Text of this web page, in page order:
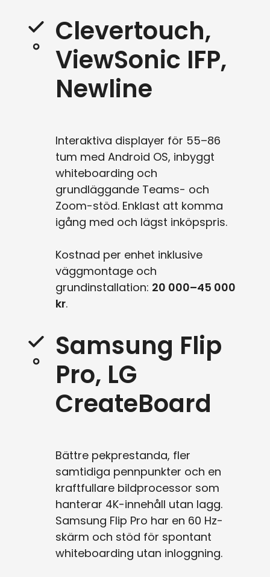
Clevertouch,
ViewSonic IFP,
Newline
Interaktiva displayer för 55–86
tum med Android OS, inbyggt
whiteboarding och
grundläggande Teams- och
Zoom-stöd. Enklast att komma
igång med och lägst inköpspris.
Kostnad per enhet inklusive
väggmontage och
grundinstallation: 20 000–45 000
kr.
Samsung Flip
Pro, LG
CreateBoard
Bättre pekprestanda, fler
samtidiga pennpunkter och en
kraftfullare bildprocessor som
hanterar 4K-innehåll utan lagg.
Samsung Flip Pro har en 60 Hz-
skärm och stöd för spontant
whiteboarding utan inloggning.